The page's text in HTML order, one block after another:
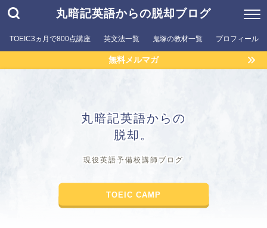
丸暗記英語からの脱却ブログ
TOEIC3ヵ月で800点講座 英文法一覧 鬼塚の教材一覧 プロフィール
無料メルマガ
丸暗記英語からの
脱却。
現役英語予備校講師ブログ
TOEIC CAMP